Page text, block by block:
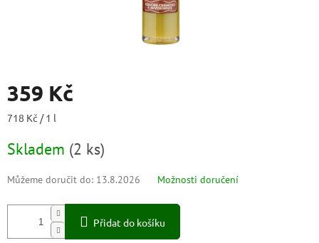
359 Kč
Měrná
718 Kč / 1 l
Skladem (2 ks)
Můžeme doručit do: 13.8.2026 Možnosti doručení
Přidat do košíku